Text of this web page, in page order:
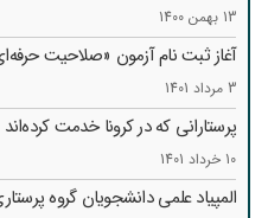
13 بهمن 1400
آغاز ثبت نام آزمون «صلاحیت
3 مرداد 1401
پرستارانی که در کرونا خدمت
10 خرداد 1401
المپیاد علمی دانشجویان گروه